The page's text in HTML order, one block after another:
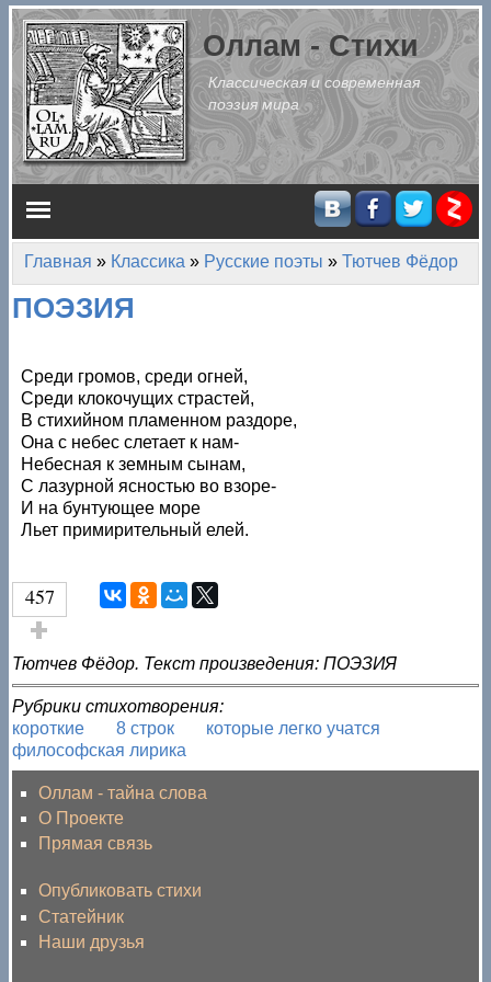
Перейти к основному содержанию
Оллам - Стихи
Классическая и современная
поэзия мира
Главное меню
Вы здесь
Главная » Классика » Русские поэты » Тютчев Фёдор
ПОЭЗИЯ
Среди громов, среди огней,
Среди клокочущих страстей,
В стихийном пламенном раздоре,
Она с небес слетает к нам-
Небесная к земным сынам,
С лазурной ясностью во взоре-
И на бунтующее море
Льет примирительный елей.
457
Голос за!
Тютчев Фёдор. Текст произведения: ПОЭЗИЯ
Рубрики стихотворения:
короткие
8 строк
которые легко учатся
философская лирика
Оллам - тайна слова
О Проекте
Прямая связь
Опубликовать стихи
Статейник
Наши друзья